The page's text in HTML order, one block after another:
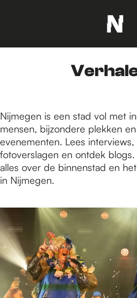
a
n
a
d
e
h
o
m
a
g
Nijmegen is een stad vol met
mensen, bijzondere plekken
evenementen. Lees
fotoverslagen en ontdek
alles over de binnenstad en
in Nijmegen.
5
5
t
m
6